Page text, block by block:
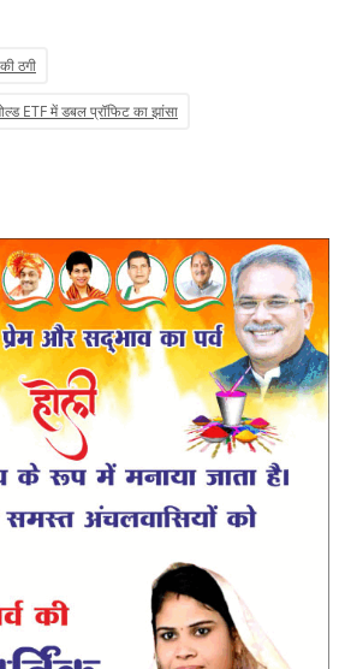
ठगी
ETF में डबल प्रॉफिट का झांसा